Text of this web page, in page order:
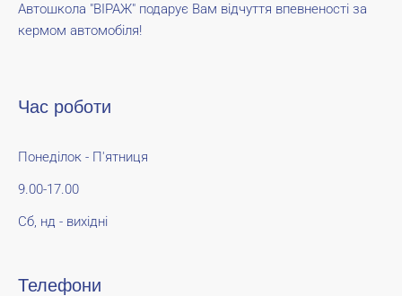
Автошкола "ВІРАЖ" подарує Вам відчуття впевненості за
кермом автомобіля!
Час роботи
Понеділок - П'ятниця
9.00-17.00
Сб, нд - вихідні
Телефони